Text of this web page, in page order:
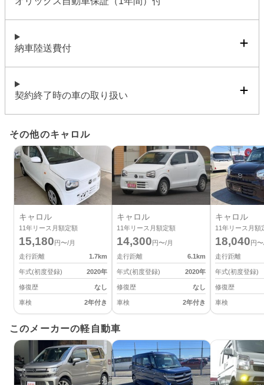
納車陸送費付
契約終了時の車の取り扱い
その他のキャロル
キャロル
11年リース月額定額
15,180円〜/月
走行距離
1.7km
年式(初度登録) 2020年
修復歴 なし
車検 2年付き
キャロル
11年リース月額定額
14,300円〜/月
走行距離
6.1km
年式(初度登録) 2020年
修復歴 なし
車検 2年付き
キャロル
11年リース月額
18,040円
走行距離
年式(初度登録)
修復歴
車検
このメーカーの軽自動車